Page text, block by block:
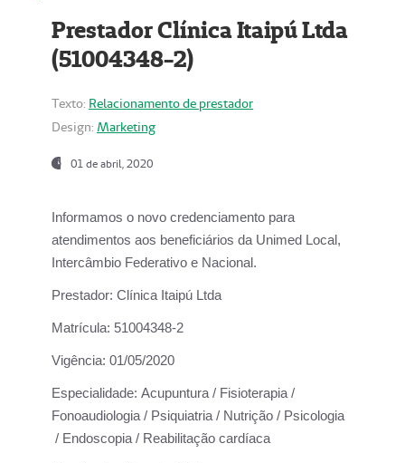
Prestador Clínica Itaipú Ltda
(51004348-2)
Texto: Relacionamento de prestador
Design: Marketing
01 de abril, 2020
Informamos o novo credenciamento para
atendimentos aos beneficiários da Unimed Local,
Intercâmbio Federativo e Nacional.
Prestador: Clínica Itaipú Ltda
Matrícula: 51004348-2
Vigência: 01/05/2020
Especialidade: Acupuntura / Fisioterapia /
Fonoaudiologia / Psiquiatria / Nutrição / Psicologia
/ Endoscopia / Reabilitação cardíaca